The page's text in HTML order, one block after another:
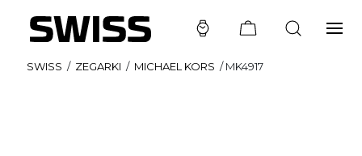
SWISS / ZEGARKI / MICHAEL KORS /MK4917